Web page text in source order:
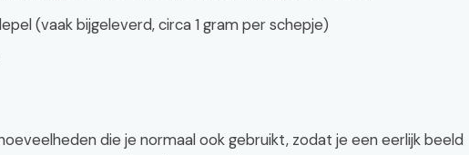
(vaak bijgeleverd, circa 1 gram per schepje)
die je normaal ook gebruikt, zodat je een eerlijk beeld